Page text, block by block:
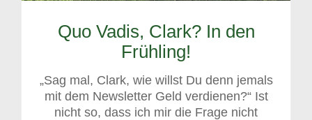
Quo Vadis, Clark? In den
Frühling!
„Sag mal, Clark, wie willst Du denn jemals
mit dem Newsletter Geld verdienen?“ Ist
nicht so, dass ich mir die Frage nicht